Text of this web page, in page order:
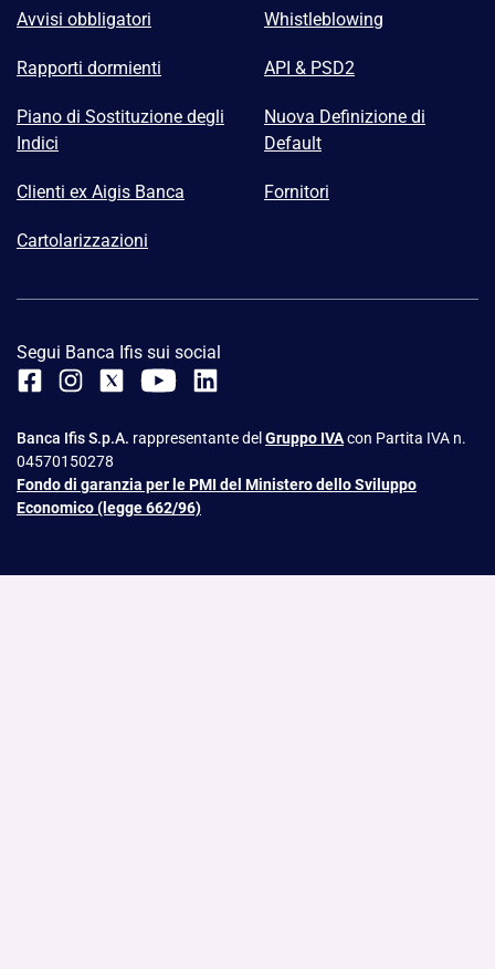
Avvisi obbligatori Whistleblowing
Rapporti dormienti API & PSD2
Piano di Sostituzione degli
Indici
Nuova Definizione di
Default
Clienti ex Aigis Banca Fornitori
Cartolarizzazioni
Segui Banca Ifis sui social
Banca Ifis S.p.A. rappresentante del Gruppo IVAcon Partita IVA n.
04570150278
Fondo di garanzia per le PMI del Ministero dello Sviluppo
Economico (legge 662/96)